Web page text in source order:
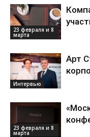
23 февраля и 8
марта
Интервью
Арт
23 февраля и 8
марта